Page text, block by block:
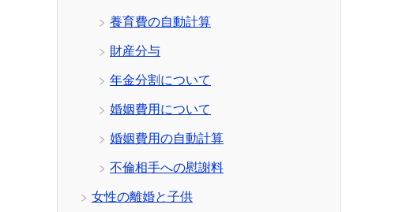
養育費の自動計算
財産分与
年金分割について
婚姻費用について
婚姻費用の自動計算
不倫相手への慰謝料
女性の離婚と子供